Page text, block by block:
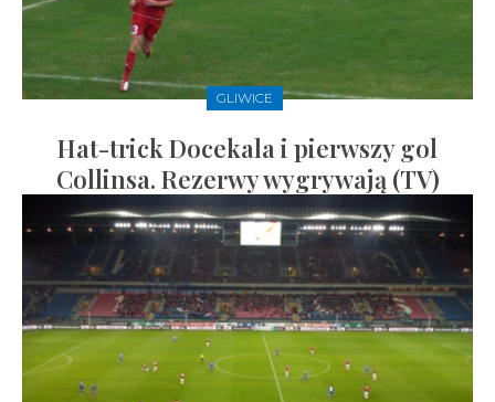
GLIWICE
Hat-trick Docekala i pierwszy gol
Collinsa. Rezerwy wygrywają (TV)